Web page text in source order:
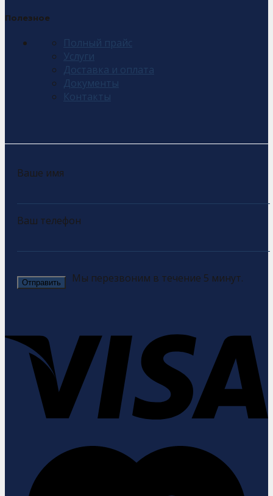
Полезное
Полный прайс
Услуги
Доставка и оплата
Документы
Контакты
Ваше имя
Ваш телефон
Мы перезвоним в течение 5 минут.